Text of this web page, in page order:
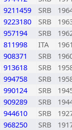
9211459 SRB
9223180 SRB
957194 SRB
811998 ITA
908371 SRB
913618 SRB
994758 SRB
990124 SRB
909289 SRB
944610 SRB
968250 SRB